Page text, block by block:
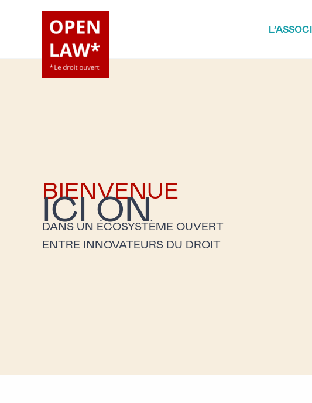
BIENVENUE
ICI ON
DANS UN ÉCOSYSTÈME OUVERT
ENTRE INNOVATEURS DU DROIT